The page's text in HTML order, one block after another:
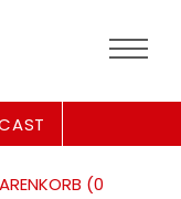
(0